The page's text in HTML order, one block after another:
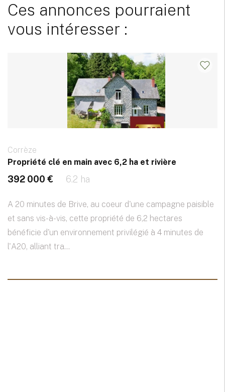
Ces annonces pourraient
vous intéresser :
Corrèze
Propriété clé en main avec 6,2 ha et rivière
392 000 € 6.2 ha
A 20 minutes de Brive, au coeur d'une campagne paisible
et sans vis-à-vis, cette propriété de 6,2 hectares
bénéficie d'un environnement privilégié à 4 minutes de
l'A20, alliant tra...